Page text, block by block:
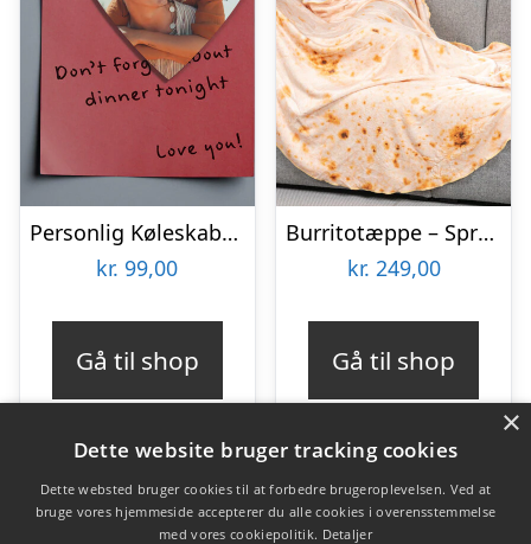
Personlig Køleskabsmagnet med Foto – Hjerte
kr. 99,00
Gå til shop
Burritotæppe – Spralla
kr. 249,00
Gå til shop
Varekategorier
×
Dette website bruger tracking cookies
Dette websted bruger cookies til at forbedre brugeroplevelsen. Ved at
bruge vores hjemmeside accepterer du alle cookies i overensstemmelse
med vores cookiepolitik. Detaljer